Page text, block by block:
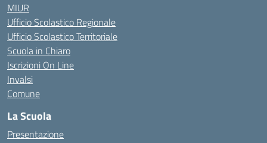
MIUR
Ufficio Scolastico Regionale
Ufficio Scolastico Territoriale
Scuola in Chiaro
Iscrizioni On Line
Invalsi
Comune
La Scuola
Presentazione